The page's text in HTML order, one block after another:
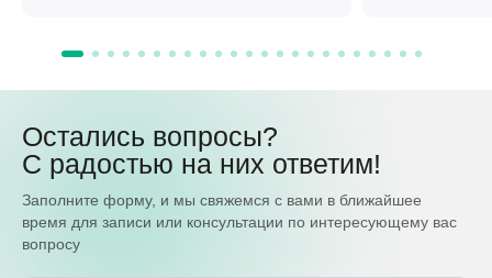
Остались вопросы?
С радостью на них ответим!
Заполните форму, и мы свяжемся с вами в ближайшее
время для записи или консультации по интересующему вас
вопросу